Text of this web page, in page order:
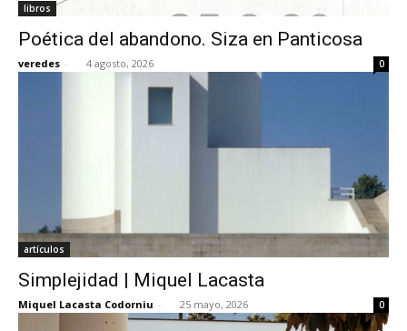
libros
Poética del abandono. Siza en Panticosa
veredes - 4 agosto, 2026 0
artículos
Simplejidad | Miquel Lacasta
Miquel Lacasta Codorniu - 25 mayo, 2026 0